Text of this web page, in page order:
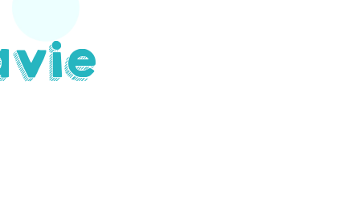
vie